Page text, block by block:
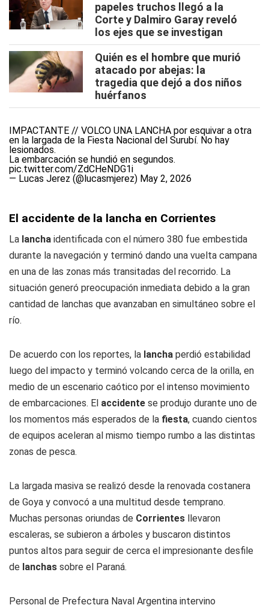
papeles truchos llegó a la
Corte y Dalmiro Garay reveló
los ejes que se investigan
Quién es el hombre que murió
atacado por abejas: la
tragedia que dejó a dos niños
huérfanos
IMPACTANTE // VOLCÓ UNA LANCHA por esquivar a otra
en la largada de la Fiesta Nacional del Surubí. No hay
lesionados.
La embarcación se hundió en segundos.
pic.twitter.com/ZdCHeNDG1i
— Lucas Jerez (@lucasmjerez) May 2, 2026
El accidente de la lancha en Corrientes
La lancha identificada con el número 380 fue embestida
durante la navegación y terminó dando una vuelta campana
en una de las zonas más transitadas del recorrido. La
situación generó preocupación inmediata debido a la gran
cantidad de lanchas que avanzaban en simultáneo sobre el
río.
De acuerdo con los reportes, la lancha perdió estabilidad
luego del impacto y terminó volcando cerca de la orilla, en
medio de un escenario caótico por el intenso movimiento
de embarcaciones. El accidente se produjo durante uno de
los momentos más esperados de la fiesta, cuando cientos
de equipos aceleran al mismo tiempo rumbo a las distintas
zonas de pesca.
La largada masiva se realizó desde la renovada costanera
de Goya y convocó a una multitud desde temprano.
Muchas personas oriundas de Corrientes llevaron
escaleras, se subieron a árboles y buscaron distintos
puntos altos para seguir de cerca el impresionante desfile
de lanchas sobre el Paraná.
Personal de Prefectura Naval Argentina intervino